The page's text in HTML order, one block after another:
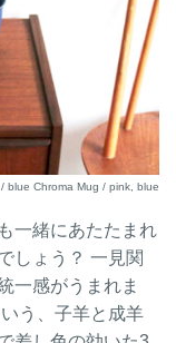
blue Chroma Mug / pink, blue
一緒にあたたまれ
しょう？ 一見関
一感がうまれま
う、子羊と成羊